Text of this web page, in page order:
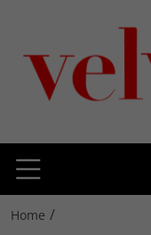
Home /